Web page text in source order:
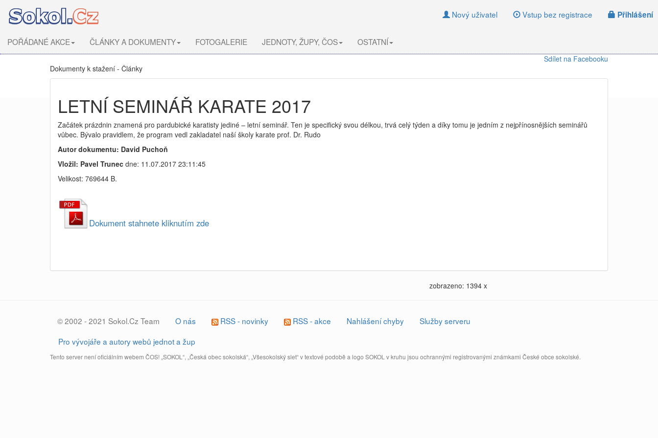
Nový uživatel Vstup bez registrace Přihlášení
POŘÁDANÉ AKCE ČLÁNKY A DOKUMENTY FOTOGALERIE JEDNOTY, ŽUPY, ČOS OSTATNÍ
Sdílet na Facebooku
Dokumenty k stažení - Články
LETNÍ SEMINÁŘ KARATE 2017
Začátek prázdnin znamená pro pardubické karatisty jediné – letní seminář. Ten je specifický svou délkou, trvá celý týden a díky tomu je jedním z nejpřínosnějších seminářů
vůbec. Bývalo pravidlem, že program vedl zakladatel naší školy karate prof. Dr. Rudo
Autor dokumentu: David Puchoň
Vložil: Pavel Trunec dne: 11.07.2017 23:11:45
Velikost: 769644 B.
Dokument stahnete kliknutím zde
zobrazeno: 1394 x
© 2002 - 2021 Sokol.Cz Team O nás RSS - novinky RSS - akce Nahlášení chyby
Služby serveru
Pro vývojáře a autory webů jednot a žup
Tento server není oficiálním webem ČOS! „SOKOL“, „Česká obec sokolská“, „Všesokolský slet“ v textové podobě a logo SOKOL v kruhu jsou ochrannými registrovanými známkami České obce sokolské.